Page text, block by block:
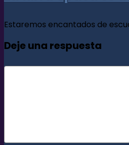
Estaremos encantados de
Deje una respuesta